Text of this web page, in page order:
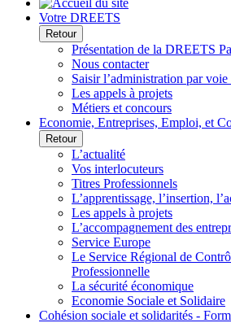
Votre DREETS
Retour
Présentation de la DREETS
Nous contacter
Saisir l’administration par
Les appels à projets
Métiers et concours
Economie, Entreprises, Emploi, et
Retour
L’actualité
Vos interlocuteurs
Titres Professionnels
L’apprentissage, l’insertion,
Les appels à projets
L’accompagnement des
Service Europe
Le Service Régional de
Professionnelle
La sécurité économique
Economie Sociale et Solidaire
Cohésion sociale et solidarités -